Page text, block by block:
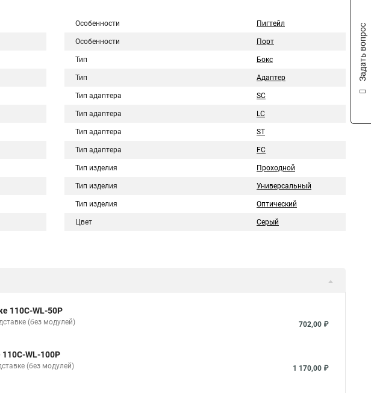
Особенности Пигтейл
Особенности Порт
Тип Бокс
Тип Адаптер
Тип адаптера SC
Тип адаптера LC
Тип адаптера ST
Тип адаптера FC
Тип изделия Проходной
Тип изделия Универсальный
Тип изделия Оптический
Цвет Серый
110C-WL-50P
(без модулей) 702,00 ₽
WL-100P
(без модулей) 1 170,00 ₽
Задать вопрос